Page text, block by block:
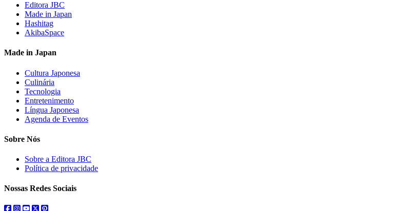
Editora JBC
Made in Japan
Hashitag
AkibaSpace
Made in Japan
Cultura Japonesa
Culinária
Tecnologia
Entretenimento
Língua Japonesa
Agenda de Eventos
Sobre Nós
Sobre a Editora JBC
Política de privacidade
Nossas Redes Sociais
facebook
instagram
youtube
twitterpinterest